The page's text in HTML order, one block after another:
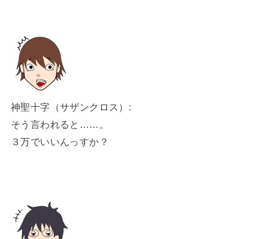
神聖十字（サザンクロス）:
そう言われると……。
３万でいいんっすか？